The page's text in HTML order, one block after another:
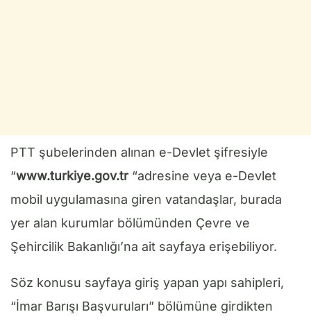
PTT şubelerinden alınan e-Devlet şifresiyle
“www.turkiye.gov.tr“adresine veya e-Devlet
mobil uygulamasına giren vatandaşlar, burada
yer alan kurumlar bölümünden Çevre ve
Şehircilik Bakanlığı’na ait sayfaya erişebiliyor.
Söz konusu sayfaya giriş yapan yapı sahipleri,
“İmar Barışı Başvuruları” bölümüne girdikten